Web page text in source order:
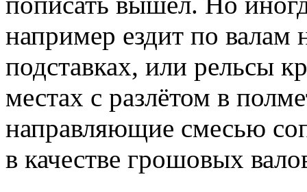
например ездит по
подставках, или рельсы
местах с разлётом в
направляющие смесью
в качестве грошовых